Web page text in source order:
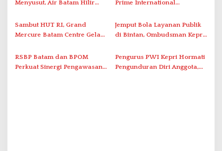
s
Menyusut, Air Batam Hilir
Antar-IPAM
Prime International
2026 di Stadion Temenggung
Abdul Jamal
Sambut HUT RI, Grand
Mercure Batam Centre Gelar
Nusantara’
Jemput Bola Layanan Publik
di Bintan, Ombudsman Kepri
Solar Nelayan
RSBP Batam dan BPOM
Perkuat Sinergi Pengawasan
Pengurus PWI Kepri Hormati
Pengunduran Diri Anggota,